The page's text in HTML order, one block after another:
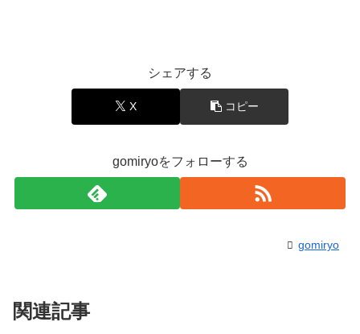
シェアする
X コピー
gomiryoをフォローする
gomiryo
関連記事